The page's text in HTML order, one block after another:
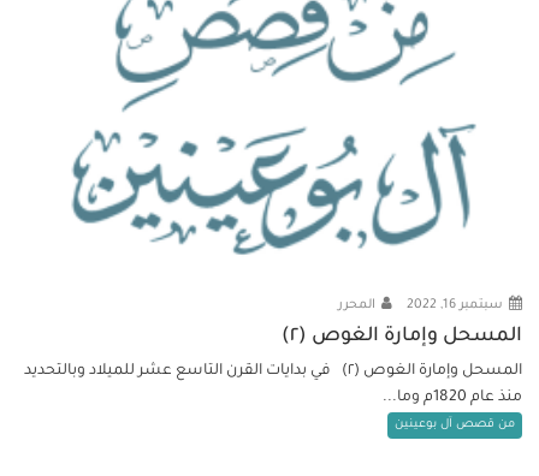
سبتمبر 16, 2022 المحرر
المسحل وإمارة الغوص (٢)
المسحل وإمارة الغوص (٢) في بدايات القرن التاسع عشر للميلاد وبالتحديد
منذ عام 1820م وما...
من قصص آل بوعينين